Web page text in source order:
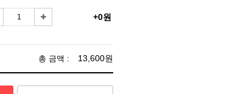
+0원
총 금액 : 13,600원